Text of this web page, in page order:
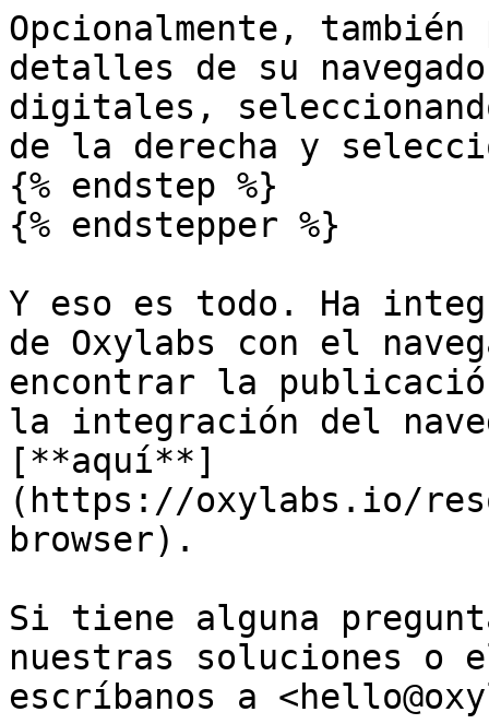
Opcionalmente,
detalles de su
digitales,
de la derecha y
{% endstep %}
{% endstepper %}
Y eso es todo. Ha
de Oxylabs con el
encontrar la
la integración del
[**aquí**]
(https://oxylabs.io/
browser).
Si tiene alguna
nuestras soluciones o
escríbanos a